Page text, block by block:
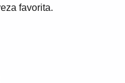
favorita.